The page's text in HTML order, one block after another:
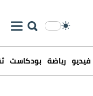
فيديو رياضة بودكاست